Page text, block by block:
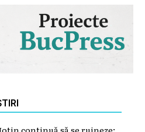
continuă să se ruineze: